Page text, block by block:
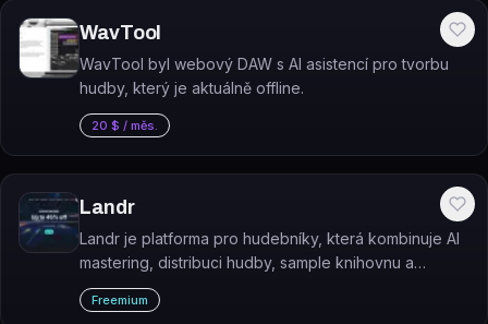
WavTool
WavTool byl webový DAW s AI asistencí pro tvorbu
hudby, který je aktuálně offline.
20 $ / měs.
Landr
Landr je platforma pro hudebníky, která kombinuje AI
mastering, distribuci hudby, sample knihovnu a
pluginy na jednom místě.
Freemium